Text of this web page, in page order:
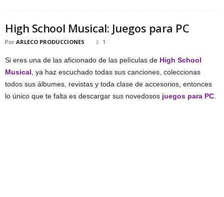
High School Musical: Juegos para PC
Por ARLECO PRODUCCIONES 1
Si eres una de las aficionado de las películas de High School
Musical , ya haz escuchado todas sus canciones, coleccionas
todos sus álbumes, revistas y toda clase de accesorios, entonces
lo único que te falta es descargar sus novedosos juegos para PC